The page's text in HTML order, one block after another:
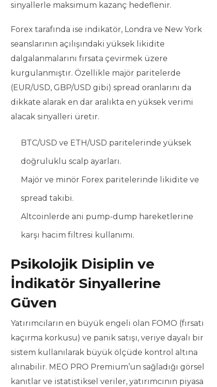
sinyallerle maksimum kazanç hedeflenir.
Forex tarafında ise indikatör, Londra ve New York
seanslarının açılışındaki yüksek likidite
dalgalanmalarını fırsata çevirmek üzere
kurgulanmıştır. Özellikle majör paritelerde
(EUR/USD, GBP/USD gibi) spread oranlarını da
dikkate alarak en dar aralıkta en yüksek verimi
alacak sinyalleri üretir.
BTC/USD ve ETH/USD paritelerinde yüksek
doğruluklu scalp ayarları.
Majör ve minör Forex paritelerinde likidite ve
spread takibi.
Altcoinlerde ani pump-dump hareketlerine
karşı hacim filtresi kullanımı.
Psikolojik Disiplin ve
İndikatör Sinyallerine
Güven
Yatırımcıların en büyük engeli olan FOMO (fırsatı
kaçırma korkusu) ve panik satışı, veriye dayalı bir
sistem kullanılarak büyük ölçüde kontrol altına
alınabilir. MEO PRO Premium’un sağladığı görsel
kanıtlar ve istatistiksel veriler, yatırımcının piyasa